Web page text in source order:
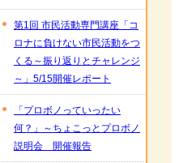
第1回 市民活動専門講座「コ
ロナに負けない市民活動をつ
くる～振り返りとチャレンジ
～」5/15開催レポート
「プロボノっていったい
何？」～ちょこっとプロボノ
説明会 開催報告